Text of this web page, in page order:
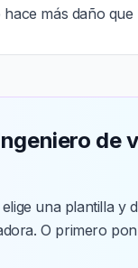
más daño que
de
una plantilla y
O primero